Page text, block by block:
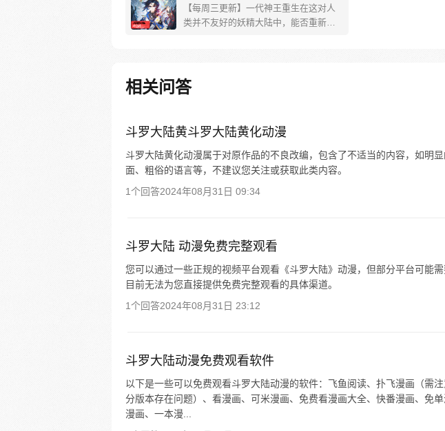
写。我们不期待奇迹，但要给奇迹一个
机会。
【每周三更新】一代神王重生在这对人
类并不友好的妖精大陆中，能否重新追
相关问答
斗罗大陆黄斗罗大陆黄化动漫
斗罗大陆黄化动漫属于对原作品的不良改编，包含了不适当的内容，如明
面、粗俗的语言等，不建议您关注或获取此类内容。
1个回答2024年08月31日 09:34
斗罗大陆 动漫免费完整观看
您可以通过一些正规的视频平台观看《斗罗大陆》动漫，但部分平台可能需
目前无法为您直接提供免费完整观看的具体渠道。
1个回答2024年08月31日 23:12
斗罗大陆动漫免费观看软件
以下是一些可以免费观看斗罗大陆动漫的软件：飞鱼阅读、扑飞漫画（需
分版本存在问题）、看漫画、可米漫画、免费看漫画大全、快番漫画、免
漫画、一本漫...